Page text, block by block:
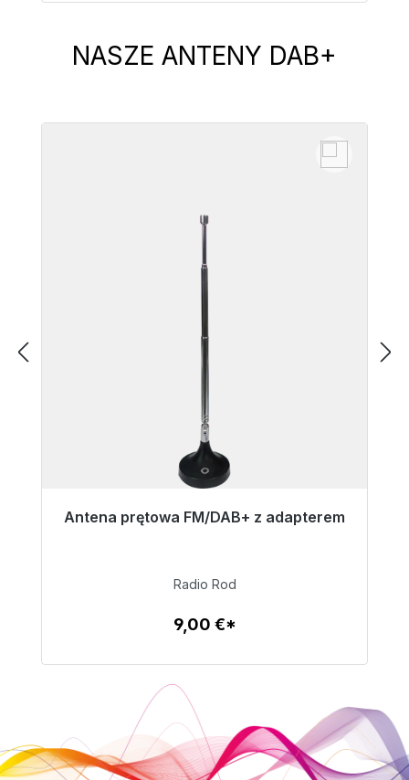
Pomiń galerię produktów
NASZE ANTENY DAB+
Antena prętowa FM/DAB+ z adapterem
Gotowy do natychmiastowej wysyłki, czas
9,00 €
Radio Rod
9,00 €*